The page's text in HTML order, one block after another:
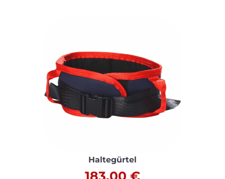
Haltegürtel